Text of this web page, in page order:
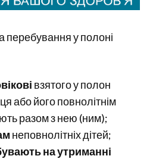
перебування у полоні
взятого у полон
або його повнолітнім
разом з нею (ним);
неповнолітніх дітей;
на утриманні